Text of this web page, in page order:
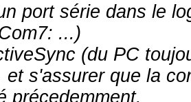
port série dans le
...)
(du PC
et s'assurer que la
précedemment.